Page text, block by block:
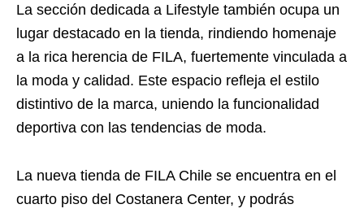
La sección dedicada a Lifestyle también ocupa un
lugar destacado en la tienda, rindiendo homenaje
a la rica herencia de FILA, fuertemente vinculada a
la moda y calidad. Este espacio refleja el estilo
distintivo de la marca, uniendo la funcionalidad
deportiva con las tendencias de moda.
La nueva tienda de FILA Chile se encuentra en el
cuarto piso del Costanera Center, y podrás